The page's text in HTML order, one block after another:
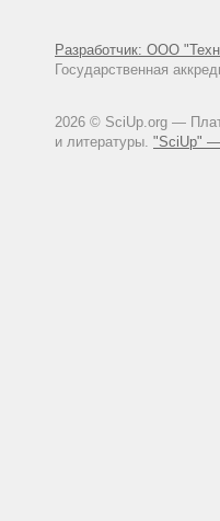
Разработчик: ООО
Государственная
2026 © SciUp.org —
и литературы. "SciUp" —